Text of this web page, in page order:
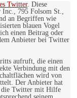
Twitter. Diese
Inc., 795 Folsom St.,
an Begriffen wie
blauen Vogel
einen Beitrag oder
Anbieter bei Twitter
aufruft, die einen
Verbindung mit den
wird von
Der Anbieter hat
die Twitter mit Hilfe